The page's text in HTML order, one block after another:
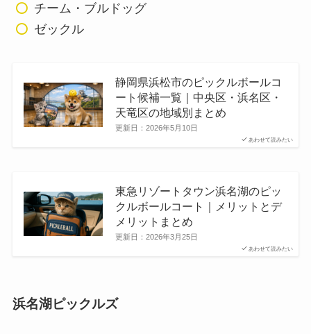
チーム・ブルドッグ
ゼックル
あわせて読みたい
静岡県浜松市のピックルボールコ
ート候補一覧｜中央区・浜名区・
天竜区の地域別まとめ
更新日： 2026年5月10日
あわせて読みたい
東急リゾートタウン浜名湖のピッ
クルボールコート｜メリットとデ
メリットまとめ
更新日： 2026年3月25日
浜名湖ピックルズ